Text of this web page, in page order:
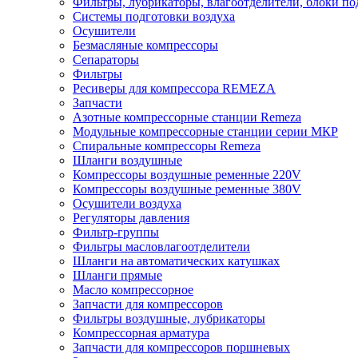
Системы подготовки воздуха
Осушители
Безмасляные компрессоры
Сепараторы
Фильтры
Ресиверы для компрессора REMEZA
Запчасти
Азотные компрессорные станции Remeza
Модульные компрессорные станции серии МКР
Спиральные компрессоры Remeza
Шланги воздушные
Компрессоры воздушные ременные 220V
Компрессоры воздушные ременные 380V
Осушители воздуха
Регуляторы давления
Фильтр-группы
Фильтры масловлагоотделители
Шланги на автоматических катушках
Шланги прямые
Масло компрессорное
Запчасти для компрессоров
Фильтры воздушные, лубрикаторы
Компрессорная арматура
Запчасти для компрессоров поршневых